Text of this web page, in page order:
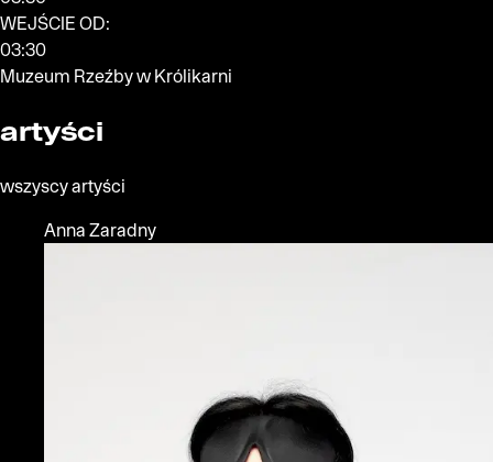
WEJŚCIE OD:
03:30
Muzeum Rzeźby w Królikarni
artyści
wszyscy artyści
Anna Zaradny